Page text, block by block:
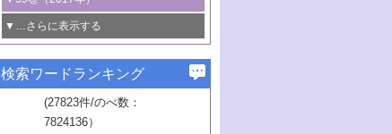
究動向
6号 ヘテロ接合界面
B号 第135回触媒討論会（2025年）
6号 参照触媒委員会からのお知らせ
B号 第133回触媒討論会（2023年）
5号 生体触媒によるエネルギー変換反応
6号 窒素とリンの循環のための触媒・機
能性材料
4号 若手による情報発信企画～とびたて
若き触媒の研究者たち～（1）
若き触媒の研究者たち～（2）
6号 石油のノーブル・ユースを志向した
触媒技術
4号 多孔質材料を用いた触媒の新展開
5号 情報学的手法を用いた触媒開発
6号 カーボンニュートラルに向けた電解
技術
B号 第127回触媒討論会（2021年・オン
ライン開催(Zoom)のみ）
触媒的酸化反応
3号 水処理のための触媒化学
4号 光触媒を用いた水分解の最新の研究
動向
5号 次世代の触媒プロセスを支えるマイ
2号 CO2 フリー水素サプライチェーンに
関わる触媒開発動向
3号 精密高分子合成に関する最近の研究
動向
4号 バイオマス化成品製造のための触媒
2号 二酸化炭素からの有用化学品合成
3号 ナノ粒子・クラスター触媒の最前線
4号 60周年記念企画
5号 進化するゼオライト合成技術
6号 非貴金属系触媒における電気化学的
1号 いたるところに，触媒
最先端技術
3号 無機分離膜材料の開発と触媒反応プ
ロセスへの適用
▼…さらに表示する
1号 ユニークな構造の高分子を生み出す触
2号 リグニンからの化成品製造に向けた触
▼57巻（2015年）
1号 水素キャリアにかかわる触媒技術の新
▼56巻（2014年）
検索ワードランキング
(27823件/のべ数：
7824136）